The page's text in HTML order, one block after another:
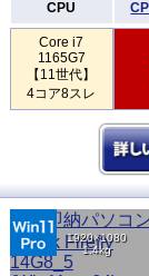
CPU
Core i7
1165G7
【11世代】
4コア8スレ
1920×1080
1.4kg